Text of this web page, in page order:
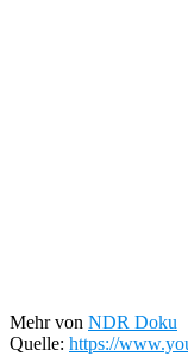
Mehr von NDR Doku
Quelle: https://